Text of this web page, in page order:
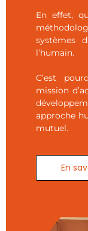
En effet,
systèmes
l’humain.
C’est
mission
approche
mutuel.
En